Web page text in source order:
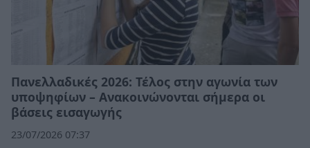
Πανελλαδικές 2026: Τέλος στην αγωνία των
υποψηφίων – Ανακοινώνονται σήμερα οι
βάσεις εισαγωγής
23/07/2026 07:37